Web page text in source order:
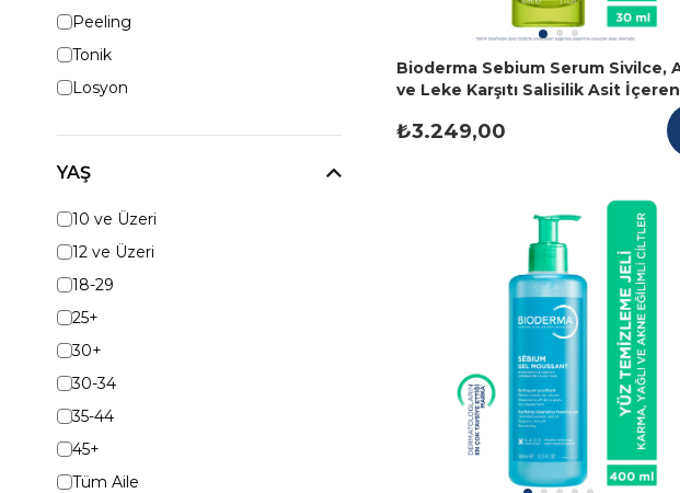
Peeling
Tonik
Losyon
YAŞ
10 ve Üzeri
12 ve Üzeri
18-29
25+
30+
30-34
35-44
45+
Tüm Aile
Bioderma Sebium Serum Sivilce,
ve Leke Karşıtı Salisilik Asit İçeren
₺3.249,00